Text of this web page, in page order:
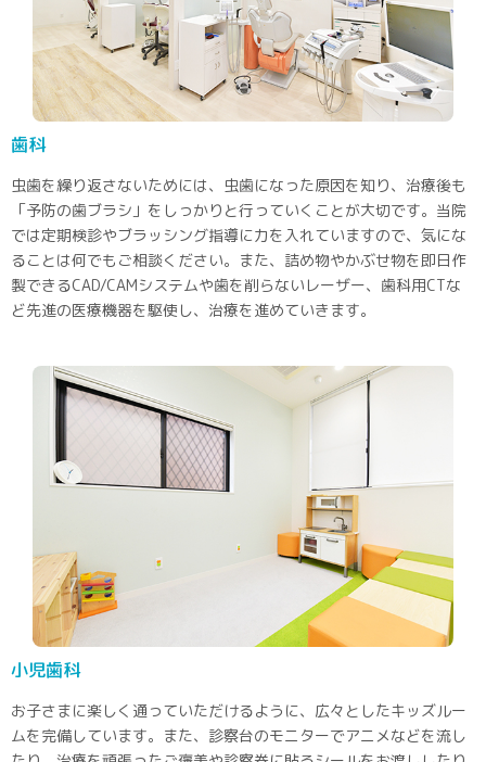
歯科
虫歯を繰り返さないためには、虫歯になった原因を知り、治療後も
「予防の歯ブラシ」をしっかりと行っていくことが大切です。当院
では定期検診やブラッシング指導に力を入れていますので、気にな
ることは何でもご相談ください。また、詰め物やかぶせ物を即日作
製できるCAD/CAMシステムや歯を削らないレーザー、歯科用CTな
ど先進の医療機器を駆使し、治療を進めていきます。
小児歯科
お子さまに楽しく通っていただけるように、広々としたキッズルー
ムを完備しています。また、診察台のモニターでアニメなどを流し